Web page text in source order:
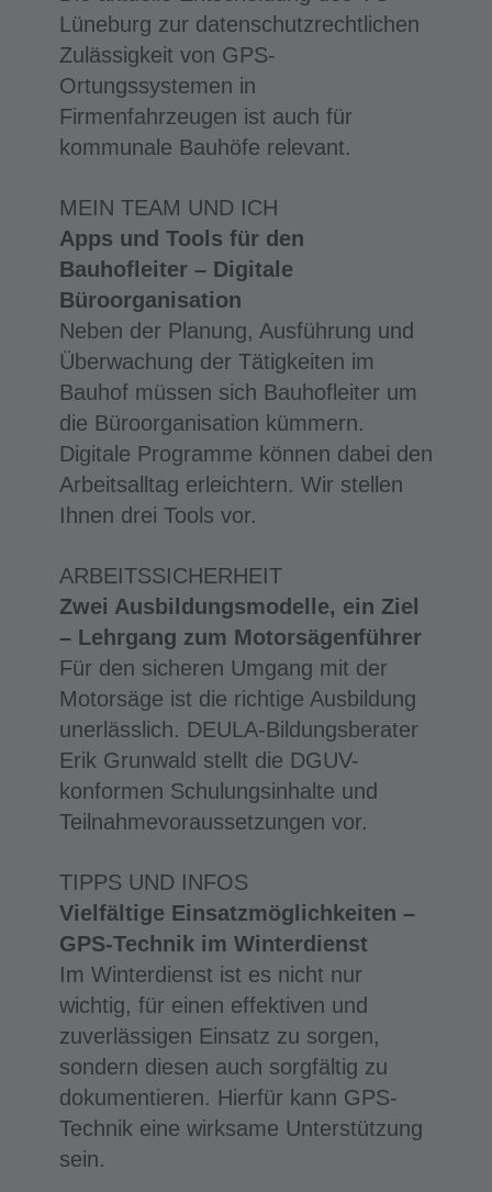
Lüneburg zur datenschutzrechtlichen
Zulässigkeit von GPS-
Ortungssystemen in
Firmenfahrzeugen ist auch für
kommunale Bauhöfe relevant.
MEIN TEAM UND ICH
Apps und Tools für den
Bauhofleiter – Digitale
Büroorganisation
Neben der Planung, Ausführung und
Überwachung der Tätigkeiten im
Bauhof müssen sich Bauhofleiter um
die Büroorganisation kümmern.
Digitale Programme können dabei den
Arbeitsalltag erleichtern. Wir stellen
Ihnen drei Tools vor.
ARBEITSSICHERHEIT
Zwei Ausbildungsmodelle, ein Ziel
– Lehrgang zum Motorsägenführer
Für den sicheren Umgang mit der
Motorsäge ist die richtige Ausbildung
unerlässlich. DEULA-Bildungsberater
Erik Grunwald stellt die DGUV-
konformen Schulungsinhalte und
Teilnahmevoraussetzungen vor.
TIPPS UND INFOS
Vielfältige Einsatzmöglichkeiten –
GPS-Technik im Winterdienst
Im Winterdienst ist es nicht nur
wichtig, für einen effektiven und
zuverlässigen Einsatz zu sorgen,
sondern diesen auch sorgfältig zu
dokumentieren. Hierfür kann GPS-
Technik eine wirksame Unterstützung
sein.